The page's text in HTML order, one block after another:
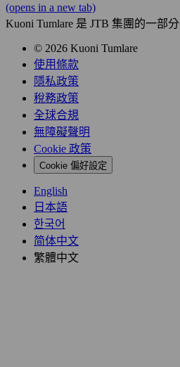
(opens in a new tab)
Kuoni Tumlare 是 JTB 集團的一部分
© 2026 Kuoni Tumlare
使用條款
隱私政策
稅務政策
全球合規
無障礙聲明
Cookie 政策
Cookie 偏好設定
English
日本語
한국어
简体中文
繁體中文